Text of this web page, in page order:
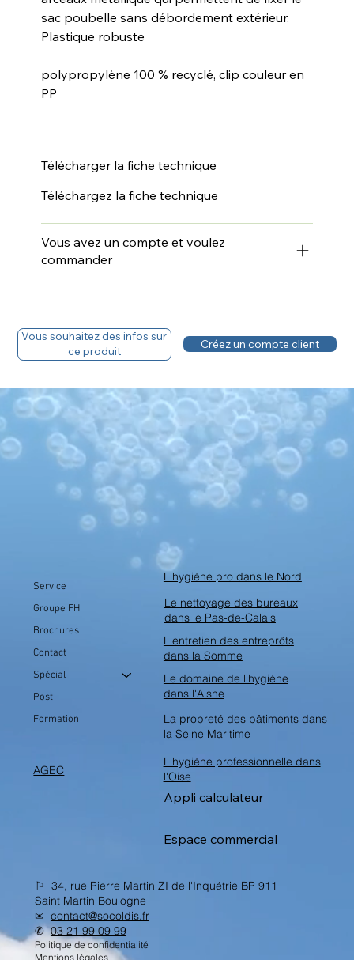
sac poubelle sans débordement extérieur.
Plastique robuste
polypropylène 100 % recyclé, clip couleur en
PP
Télécharger la fiche technique
Téléchargez la fiche technique
Vous avez un compte et voulez
commander
Vous souhaitez des infos sur
ce produit
Créez un compte client
Service
Groupe FH
Brochures
Contact
Spécial
Post
Formation
AGEC
L'hygiène pro dans le Nord
Le nettoyage des bureaux
dans le Pas-de-Calais
L'entretien des entreprôts
dans la Somme
Le domaine de l'hygiène
dans l'Aisne
La propreté des bâtiments dans
la Seine Maritime
L'hygiène professionnelle dans
l'Oise
Espace commercial
Appli calculateur
⚐ 34, rue Pierre Martin ZI de l'Inquétrie BP 911
Saint Martin Boulogne
✉︎ contact@socoldis.fr
✆03 21 99 09 99
Politique de confidentialité
Mentions légales